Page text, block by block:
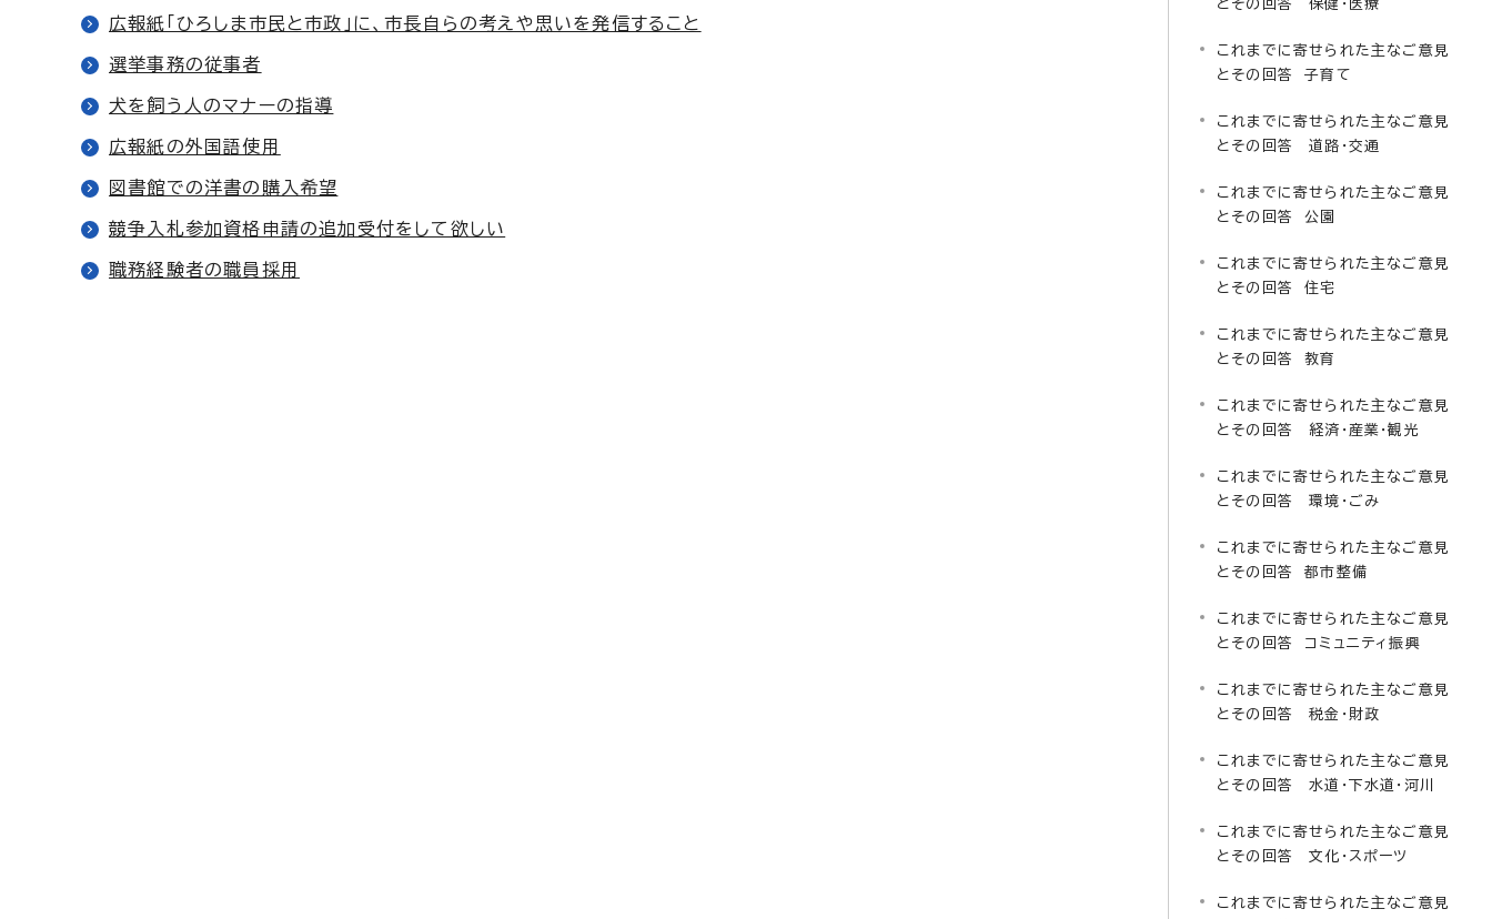
広報紙「ひろしま市民と市政」に、市長自らの考えや思いを発信すること
選挙事務の従事者
犬を飼う人のマナーの指導
広報紙の外国語使用
図書館での洋書の購入希望
競争入札参加資格申請の追加受付をして欲しい
職務経験者の職員採用
とその回答 保健・医療
これまでに寄せられた主なご意見
とその回答 子育て
これまでに寄せられた主なご意見
とその回答 道路・交通
これまでに寄せられた主なご意見
とその回答 公園
これまでに寄せられた主なご意見
とその回答 住宅
これまでに寄せられた主なご意見
とその回答 教育
これまでに寄せられた主なご意見
とその回答 経済・産業・観光
これまでに寄せられた主なご意見
とその回答 環境・ごみ
これまでに寄せられた主なご意見
とその回答 都市整備
これまでに寄せられた主なご意見
とその回答 コミュニティ振興
これまでに寄せられた主なご意見
とその回答 税金・財政
これまでに寄せられた主なご意見
とその回答 水道・下水道・河川
これまでに寄せられた主なご意見
とその回答 文化・スポーツ
これまでに寄せられた主なご意見